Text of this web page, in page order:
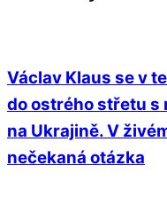
Václav Klaus se v
do ostrého střetu s
na Ukrajině. V
nečekaná otázka